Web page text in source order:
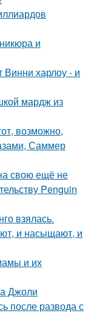
и
Винни харлоу - и
мардж из
возможно,
Саммер
свою ещё не
Penguin
взялась.
и насыщают, и
и их
Джоли
после развода с